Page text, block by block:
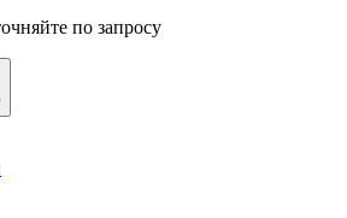
по запросу